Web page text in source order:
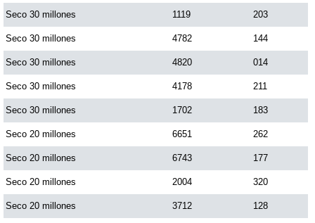
Motilon Tarde
Motilon Noche
Paisita Día
Paisita Noche
Paisita 3
Seco 30 millones 1119 203
Seco 30 millones 4782 144
Seco 30 millones 4820 014
Seco 30 millones 4178 211
Seco 30 millones 1702 183
Seco 20 millones 6651 262
Seco 20 millones 6743 177
Seco 20 millones 2004 320
Seco 20 millones 3712 128